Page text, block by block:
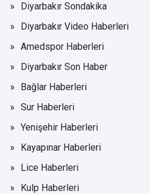
Diyarbakır Sondakika
Diyarbakır Video Haberleri
Amedspor Haberleri
Diyarbakır Son Haber
Bağlar Haberleri
Sur Haberleri
Yenişehir Haberleri
Kayapınar Haberleri
Lice Haberleri
Kulp Haberleri